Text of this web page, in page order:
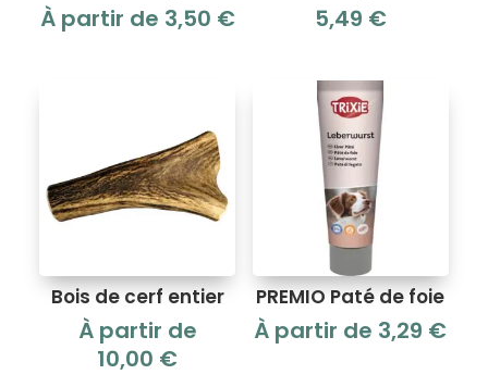
À partir de 3,50 € 5,49 €
Bois de cerf entier
À partir de
10,00 €
PREMIO Paté de foie
À partir de 3,29 €